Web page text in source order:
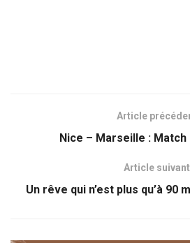
Article
Nice – Marseille :
Article suivant
Un rêve qui n’est plus qu’à 90